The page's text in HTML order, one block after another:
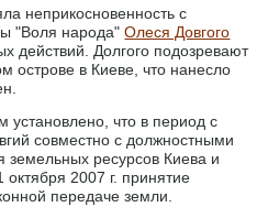
неприкосновенность с
"Воля народа"Олеся Довгого
действий. Долгого подозревают
острове в Киеве, что нанесло
что в период с
совместно с должностными
земельных ресурсов Киева и
2007 г. принятие
передаче земли.